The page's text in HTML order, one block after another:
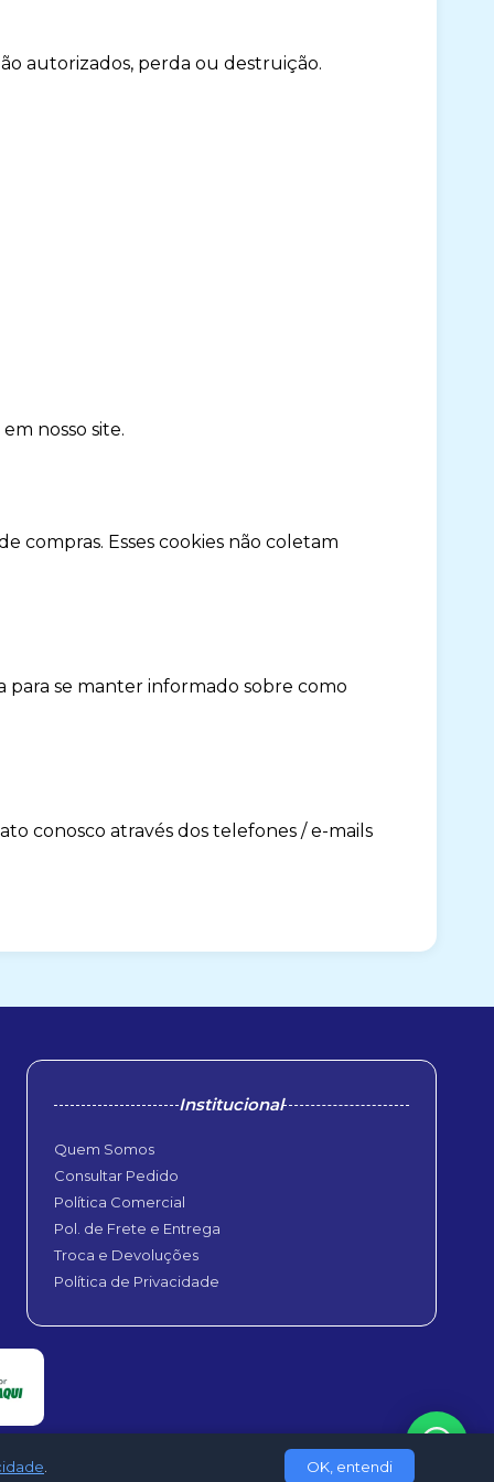
autorizados, perda ou destruição.
nosso site.
compras. Esses cookies não coletam
se manter informado sobre como
conosco através dos telefones / e-mails
Institucional
Quem Somos
Consultar Pedido
Política Comercial
Pol. de Frete e Entrega
Troca e Devoluções
Política de Privacidade
Web OK, entendi